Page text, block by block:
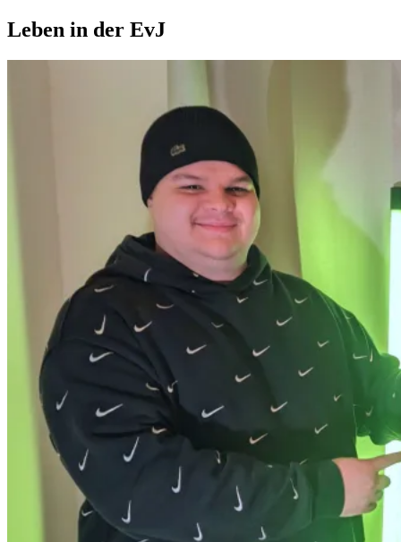
Leben in der EvJ